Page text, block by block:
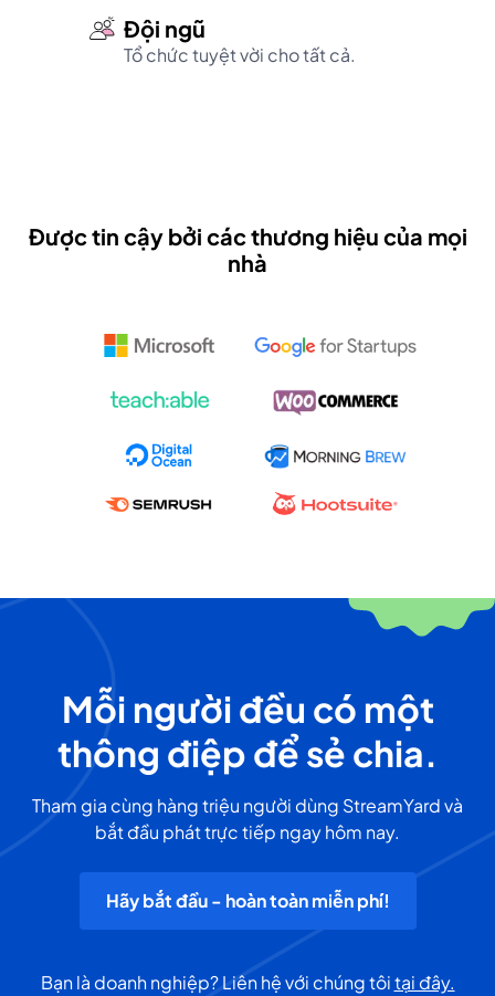
Đội ngũ
Tổ chức tuyệt vời cho tất cả.
Được tin cậy bởi các thương hiệu của mọi
nhà
Mỗi người đều có một
thông điệp để sẻ chia.
Tham gia cùng hàng triệu người dùng StreamYard và
bắt đầu phát trực tiếp ngay hôm nay.
Hãy bắt đầu - hoàn toàn miễn phí!
Bạn là doanh nghiệp? Liên hệ với chúng tôitại đây.